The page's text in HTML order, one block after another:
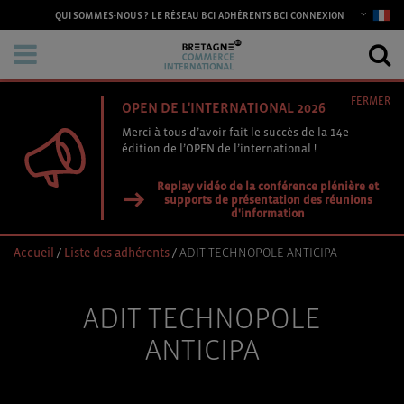
QUI SOMMES-NOUS ? LE RÉSEAU BCI ADHÉRENTS BCI CONNEXION
OPEN DE L'INTERNATIONAL 2026
Merci à tous d’avoir fait le succès de la 14e
édition de l’OPEN de l’international !
Replay vidéo de la conférence plénière et
supports de présentation des réunions
d'information
FERMER
Accueil / Liste des adhérents/ADIT TECHNOPOLE ANTICIPA
ADIT TECHNOPOLE
ANTICIPA